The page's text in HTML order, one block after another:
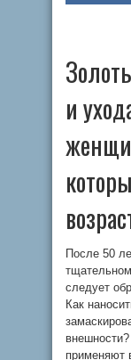
и
После 50
следует
Как
применяют